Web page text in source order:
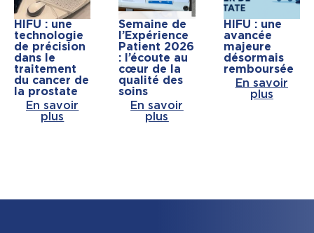
HIFU : une
technologie
de précision
dans le
traitement
du cancer de
la prostate
En savoir
plus
Semaine de
l’Expérience
Patient 2026
: l’écoute au
cœur de la
qualité des
soins
En savoir
plus
HIFU : une
avancée
majeure
désormais
remboursée
En savoir
plus